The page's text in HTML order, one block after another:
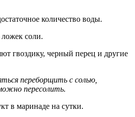
количество воды.
соли.
гвоздику, черный перец и другие
переборщить с солью,
пересолить.
в маринаде на сутки.